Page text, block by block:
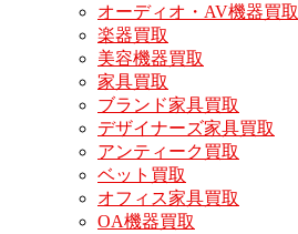
オーディオ・AV機器買取
楽器買取
美容機器買取
家具買取
ブランド家具買取
デザイナーズ家具買取
アンティーク買取
ベット買取
オフィス家具買取
OA機器買取